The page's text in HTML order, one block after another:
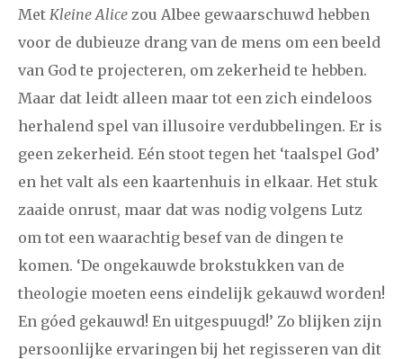
Met Kleine Alice zou Albee gewaarschuwd hebben
voor de dubieuze drang van de mens om een beeld
van God te projecteren, om zekerheid te hebben.
Maar dat leidt alleen maar tot een zich eindeloos
herhalend spel van illusoire verdubbelingen. Er is
geen zekerheid. Eén stoot tegen het ‘taalspel God’
en het valt als een kaartenhuis in elkaar. Het stuk
zaaide onrust, maar dat was nodig volgens Lutz
om tot een waarachtig besef van de dingen te
komen. ‘De ongekauwde brokstukken van de
theologie moeten eens eindelijk gekauwd worden!
En góed gekauwd! En uitgespuugd!’ Zo blijken zijn
persoonlijke ervaringen bij het regisseren van dit